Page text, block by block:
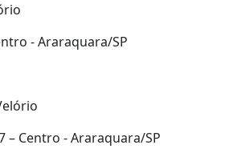
- Araraquara/SP
– Centro - Araraquara/SP